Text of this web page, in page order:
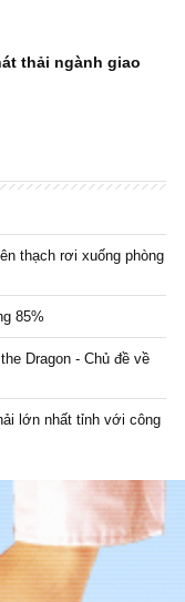
thải ngành giao
thạch rơi xuống phòng
85%
Dragon - Chủ đề về
lớn nhất tỉnh với công